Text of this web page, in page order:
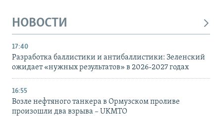
НОВОСТИ
17:40
Разработка баллистики и антибаллистики: Зеленский
ожидает «нужных результатов» в 2026-2027 годах
16:55
Возле нефтяного танкера в Ормузском проливе
произошли два взрыва – UKMTO